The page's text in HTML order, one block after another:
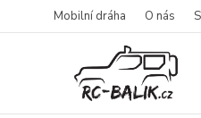
Mobilní dráha O nás